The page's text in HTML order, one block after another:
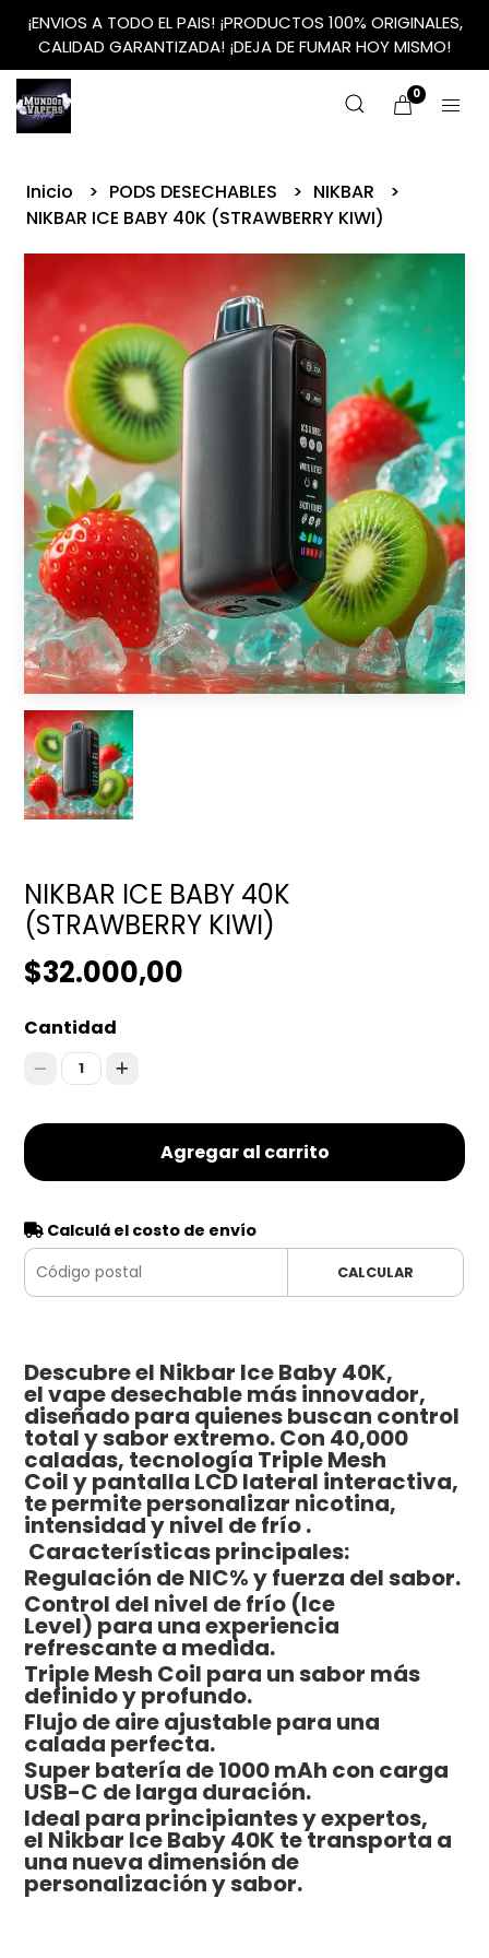
¡ENVIOS A TODO EL PAIS! ¡PRODUCTOS 100% ORIGINALES,
CALIDAD GARANTIZADA! ¡DEJA DE FUMAR HOY MISMO!
0
Inicio PODS DESECHABLES
NIKBAR
NIKBAR ICE BABY 40K (STRAWBERRY KIWI)
NIKBAR ICE BABY 40K
(STRAWBERRY KIWI)
$32.000,00
Cantidad
1
Agregar al carrito
Calculá el costo de envío
CALCULAR
Descubre el Nikbar Ice Baby 40K,
el vape desechable más innovador,
diseñado para quienes buscan control
total y sabor extremo. Con 40,000
caladas, tecnología Triple Mesh
Coil y pantalla LCD lateral interactiva,
te permite personalizar nicotina,
intensidad y nivel de frío .
Características principales:
Regulación de NlC% y fuerza del sabor.
Control del nivel de frío (Ice
Level) para una experiencia
refrescante a medida.
Triple Mesh Coil para un sabor más
definido y profundo.
Flujo de aire ajustable para una
calada perfecta.
Super batería de 1000 mAh con carga
USB-C de larga duración.
Ideal para principiantes y expertos,
el Nikbar Ice Baby 40K te transporta a
una nueva dimensión de
personalización y sabor.